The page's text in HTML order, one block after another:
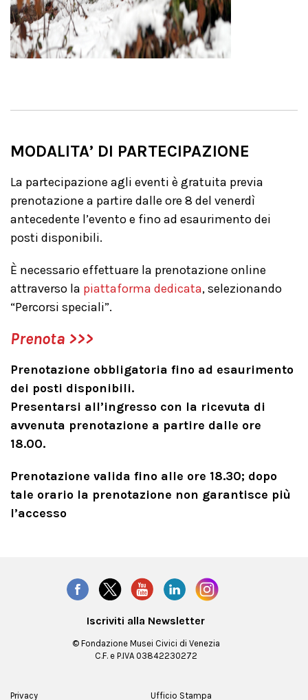
MODALITA’ DI PARTECIPAZIONE
La partecipazione agli eventi è gratuita previa
prenotazione a partire dalle ore 8 del venerdì
antecedente l’evento e fino ad esaurimento dei
posti disponibili.
È necessario effettuare la prenotazione online
attraverso la piattaforma dedicata, selezionando
“Percorsi speciali”.
Prenota >>>
Prenotazione obbligatoria fino ad esaurimento
dei posti disponibili.
Presentarsi all’ingresso con la ricevuta di
avvenuta prenotazione a partire dalle ore
18.00.
Prenotazione valida fino alle ore 18.30; dopo
tale orario la prenotazione non garantisce più
l’accesso
Iscriviti alla Newsletter
© Fondazione Musei Civici di Venezia
C.F. e P.IVA 03842230272
Privacy Ufficio Stampa